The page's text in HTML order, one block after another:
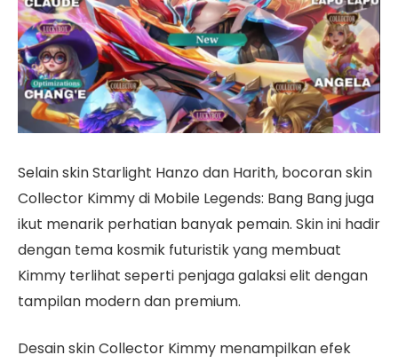
Selain skin Starlight Hanzo dan Harith, bocoran skin
Collector Kimmy di Mobile Legends: Bang Bang juga
ikut menarik perhatian banyak pemain. Skin ini hadir
dengan tema kosmik futuristik yang membuat
Kimmy terlihat seperti penjaga galaksi elit dengan
tampilan modern dan premium.
Desain skin Collector Kimmy menampilkan efek